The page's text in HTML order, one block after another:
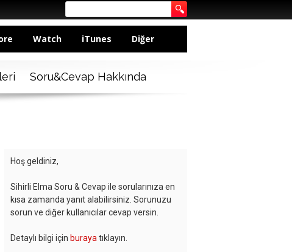
Watch iTunes Diğer
Soru&Cevap Hakkında
Hoş geldiniz,
Sihirli Elma Soru & Cevap ile sorularınıza en
kısa zamanda yanıt alabilirsiniz. Sorunuzu
sorun ve diğer kullanıcılar cevap versin.
Detaylı bilgi için buraya tıklayın.